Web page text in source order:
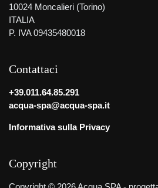
10024 Moncalieri (Torino)
ITALIA
P. IVA 09435480018
Contattaci
+39.011.64.85.291
acqua-spa@acqua-spa.it
Informativa sulla Privacy
Copyright